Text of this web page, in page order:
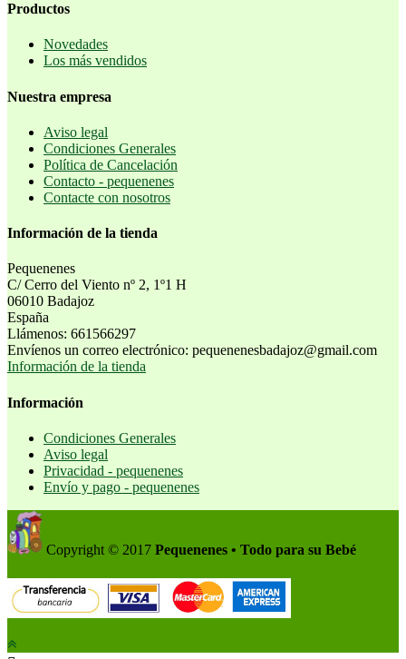
Productos
Novedades
Los más vendidos
Nuestra empresa
Aviso legal
Condiciones Generales
Política de Cancelación
Contacto - pequenenes
Contacte con nosotros
Información de la tienda
Pequenenes
C/ Cerro del Viento nº 2, 1º1 H
06010 Badajoz
España
Llámenos: 661566297
Envíenos un correo electrónico: pequenenesbadajoz@gmail.com
Información de la tienda
Información
Condiciones Generales
Aviso legal
Privacidad - pequenenes
Envío y pago - pequenenes
Copyright © 2017 Pequenenes • Todo para su Bebé